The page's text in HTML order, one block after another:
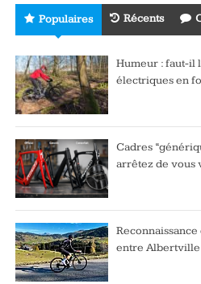
Populaires Récents
Humeur : faut-il
électriques en
Cadres
arrêtez de vous
Reconnaissance
entre Albertville